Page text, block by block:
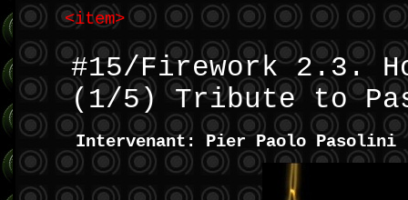
<item>
#15/Firework 2.3.
(1/5) Tribute to
Intervenant: Pier Paolo Pasolini